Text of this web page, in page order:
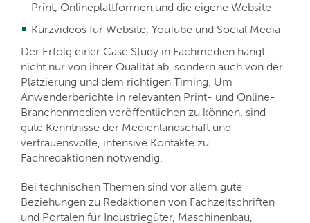
Print, Onlineplattformen und die eigene Website
Kurzvideos für Website, YouTube und Social Media
Der Erfolg einer Case Study in Fachmedien hängt
nicht nur von ihrer Qualität ab, sondern auch von der
Platzierung und dem richtigen Timing. Um
Anwenderberichte in relevanten Print- und Online-
Branchenmedien veröffentlichen zu können, sind
gute Kenntnisse der Medienlandschaft und
vertrauensvolle, intensive Kontakte zu
Fachredaktionen notwendig.
Bei technischen Themen sind vor allem gute
Beziehungen zu Redaktionen von Fachzeitschriften
und Portalen für Industriegüter, Maschinenbau,